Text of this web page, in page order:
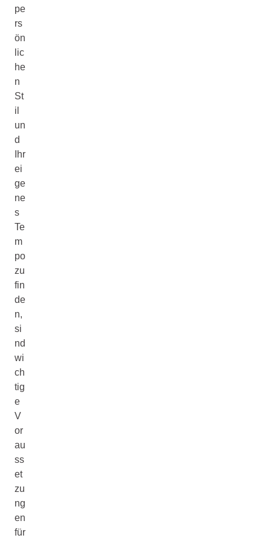
pe
rs
ön
lic
he
n
St
il
un
d
Ihr
ei
ge
ne
s
Te
m
po
zu
fin
de
n,
si
nd
wi
ch
tig
e
V
or
au
ss
et
zu
ng
en
für